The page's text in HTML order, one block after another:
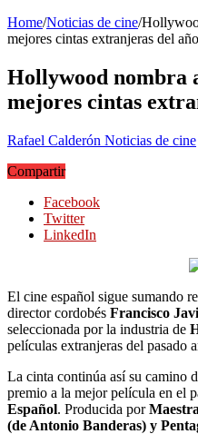
Home/Noticias de cine/
mejores cintas extranjeras del
Hollywood nombra
mejores cintas
Rafael Calderón Noticias de cine
Compartir
Facebook
Twitter
LinkedIn
El cine español sigue sumando
director cordobés Francisco
seleccionada por la industria de
películas extranjeras del pasado
La cinta continúa así su camino
premio a la mejor película en el
Español. Producida por
(de Antonio Banderas) y